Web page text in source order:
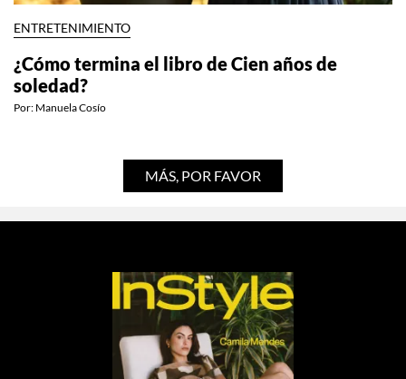
ENTRETENIMIENTO
¿Cómo termina el libro de Cien años de
soledad?
Por: Manuela Cosío
MÁS, POR FAVOR